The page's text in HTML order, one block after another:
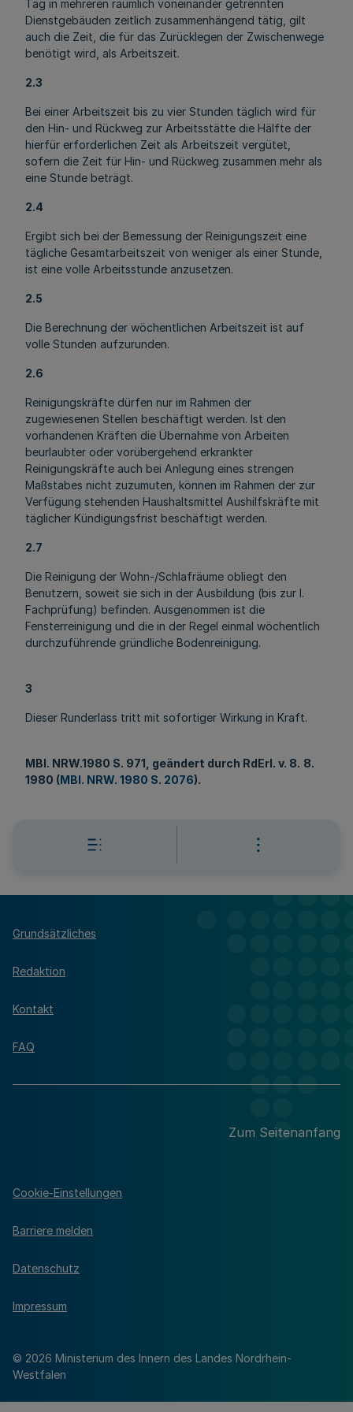
Tag in mehreren räumlich voneinander getrennten
Dienstgebäuden zeitlich zusammenhängend tätig, gilt
auch die Zeit, die für das Zurücklegen der Zwischenwege
benötigt wird, als Arbeitszeit.
2.3
Bei einer Arbeitszeit bis zu vier Stunden täglich wird für
den Hin- und Rückweg zur Arbeitsstätte die Hälfte der
hierfür erforderlichen Zeit als Arbeitszeit vergütet,
sofern die Zeit für Hin- und Rückweg zusammen mehr als
eine Stunde beträgt.
2.4
Ergibt sich bei der Bemessung der Reinigungszeit eine
tägliche Gesamtarbeitszeit von weniger als einer Stunde,
ist eine volle Arbeitsstunde anzusetzen.
2.5
Die Berechnung der wöchentlichen Arbeitszeit ist auf
volle Stunden aufzurunden.
2.6
Reinigungskräfte dürfen nur im Rahmen der
zugewiesenen Stellen beschäftigt werden. Ist den
vorhandenen Kräften die Übernahme von Arbeiten
beurlaubter oder vorübergehend erkrankter
Reinigungskräfte auch bei Anlegung eines strengen
Maßstabes nicht zuzumuten, können im Rahmen der zur
Verfügung stehenden Haushaltsmittel Aushilfskräfte mit
täglicher Kündigungsfrist beschäftigt werden.
2.7
Die Reinigung der Wohn-/Schlafräume obliegt den
Benutzern, soweit sie sich in der Ausbildung (bis zur I.
Fachprüfung) befinden. Ausgenommen ist die
Fensterreinigung und die in der Regel einmal wöchentlich
durchzuführende gründliche Bodenreinigung.
3
Dieser Runderlass tritt mit sofortiger Wirkung in Kraft.
MBl. NRW.1980 S. 971, geändert durch RdErl. v. 8. 8.
1980 (MBl. NRW. 1980 S. 2076).
Grundsätzliches
Redaktion
Kontakt
FAQ
Zum Seitenanfang
© 2026 Ministerium des Innern des Landes Nordrhein-
Westfalen
Cookie-Einstellungen
Barriere melden
Datenschutz
Impressum